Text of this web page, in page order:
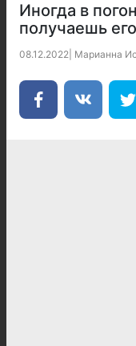
Иногда в
получаешь
08.12.2022 Марианна